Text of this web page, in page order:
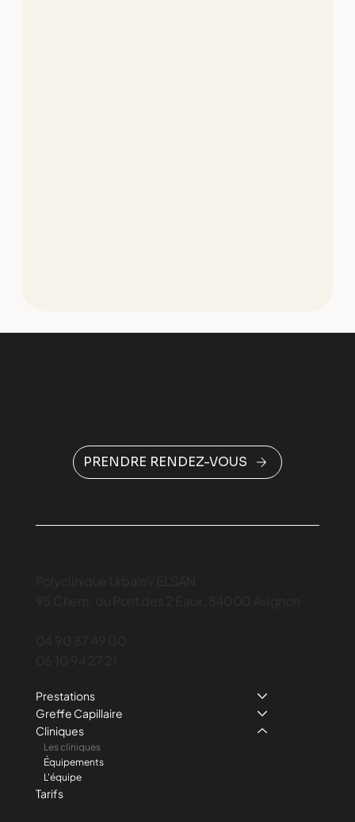
PRENDRE RENDEZ-VOUS
Prestations
Greffe Capillaire
Cliniques
Les cliniques
Équipements
L'équipe
Tarifs